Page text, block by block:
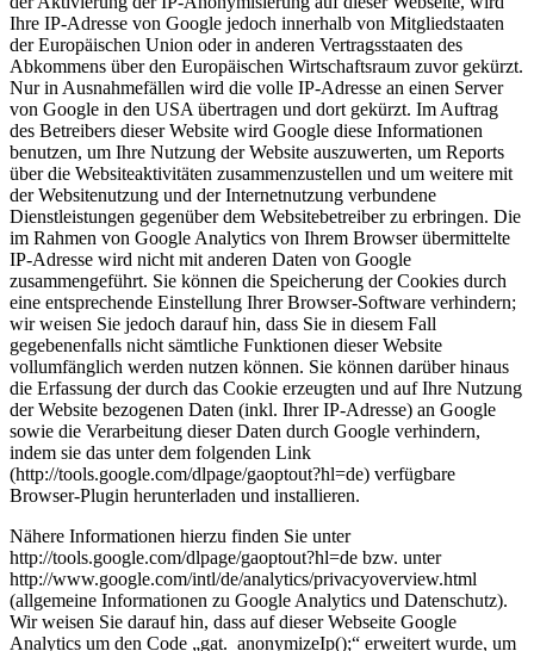
Ihre IP-Adresse von Google jedoch innerhalb von Mitgliedstaaten
der Europäischen Union oder in anderen Vertragsstaaten des
Abkommens über den Europäischen Wirtschaftsraum zuvor gekürzt.
Nur in Ausnahmefällen wird die volle IP-Adresse an einen Server
von Google in den USA übertragen und dort gekürzt. Im Auftrag
des Betreibers dieser Website wird Google diese Informationen
benutzen, um Ihre Nutzung der Website auszuwerten, um Reports
über die Websiteaktivitäten zusammenzustellen und um weitere mit
der Websitenutzung und der Internetnutzung verbundene
Dienstleistungen gegenüber dem Websitebetreiber zu erbringen. Die
im Rahmen von Google Analytics von Ihrem Browser übermittelte
IP-Adresse wird nicht mit anderen Daten von Google
zusammengeführt. Sie können die Speicherung der Cookies durch
eine entsprechende Einstellung Ihrer Browser-Software verhindern;
wir weisen Sie jedoch darauf hin, dass Sie in diesem Fall
gegebenenfalls nicht sämtliche Funktionen dieser Website
vollumfänglich werden nutzen können. Sie können darüber hinaus
die Erfassung der durch das Cookie erzeugten und auf Ihre Nutzung
der Website bezogenen Daten (inkl. Ihrer IP-Adresse) an Google
sowie die Verarbeitung dieser Daten durch Google verhindern,
indem sie das unter dem folgenden Link
(http://tools.google.com/dlpage/gaoptout?hl=de) verfügbare
Browser-Plugin herunterladen und installieren.
Nähere Informationen hierzu finden Sie unter
http://tools.google.com/dlpage/gaoptout?hl=de bzw. unter
http://www.google.com/intl/de/analytics/privacyoverview.html
(allgemeine Informationen zu Google Analytics und Datenschutz).
Wir weisen Sie darauf hin, dass auf dieser Webseite Google
Analytics um den Code „gat._anonymizeIp();“ erweitert wurde, um